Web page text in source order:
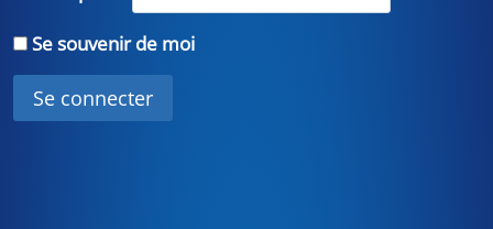
Se souvenir de moi